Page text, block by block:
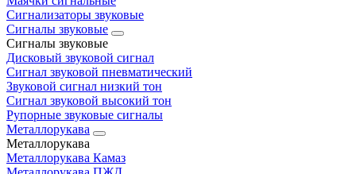
Сигнализаторы звуковые
Сигналы звуковые
Сигналы звуковые
Дисковый звуковой сигнал
Сигнал звуковой пневматический
Звуковой сигнал низкий тон
Сигнал звуковой высокий тон
Рупорные звуковые сигналы
Металлорукава
Металлорукава
Металлорукава Камаз